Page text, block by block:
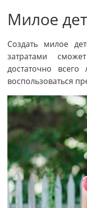
Милое
Создать милое
затратами
достаточно
воспользоваться